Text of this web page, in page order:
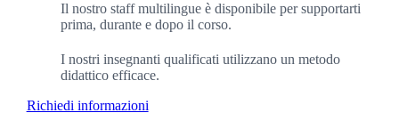
Il nostro staff multilingue è disponibile per supportarti
prima, durante e dopo il corso.
I nostri insegnanti qualificati utilizzano un metodo
didattico efficace.
Richiedi informazioni